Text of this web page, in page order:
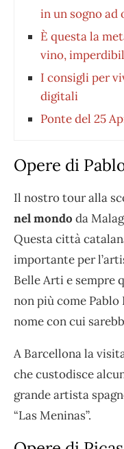
in un sogno ad
È questa la
vino,
I consigli per
digitali
Ponte del 25
Opere di
Il nostro tour alla
nel mondo da
Questa città
importante per
Belle Arti e sempre
non più come Pablo
nome con cui
A Barcellona la
che custodisce
grande artista
“Las Meninas”.